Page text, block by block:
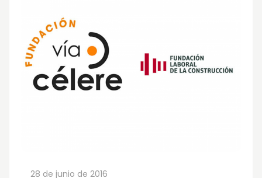
28 de junio de 2016